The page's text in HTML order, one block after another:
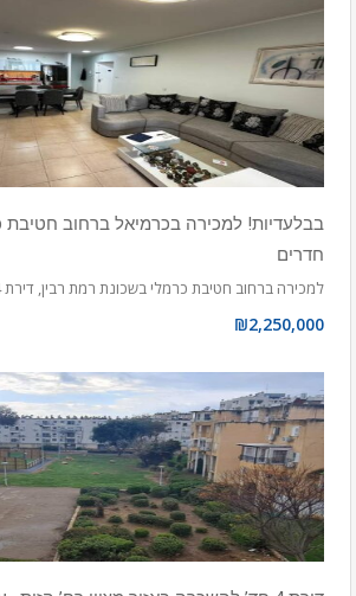
חדרים
למכירה ברחוב חטיבת כרמלי בשכונת רמת רבין, דירת 4…
₪2,250,000